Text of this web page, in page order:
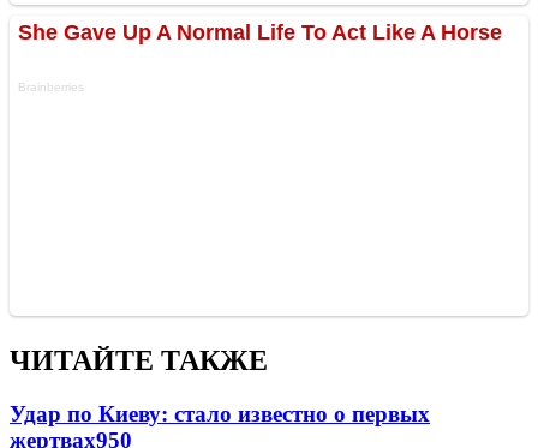
ЧИТАЙТЕ ТАКЖЕ
Удар по Киеву: стало известно о первых
жертвах950